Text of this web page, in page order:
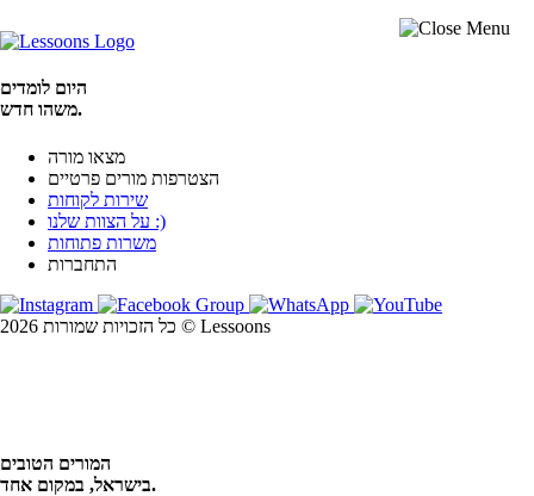
היום לומדים
משהו חדש.
מצאו מורה
הצטרפות מורים פרטיים
שירות לקוחות
על הצוות שלנו :)
משרות פתוחות
התחברות
כל הזכויות שמורות 2026 © Lessoons
המורים הטובים
בישראל, במקום אחד.